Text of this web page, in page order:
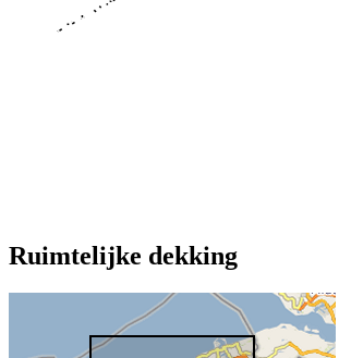
Ruimtelijke dekking